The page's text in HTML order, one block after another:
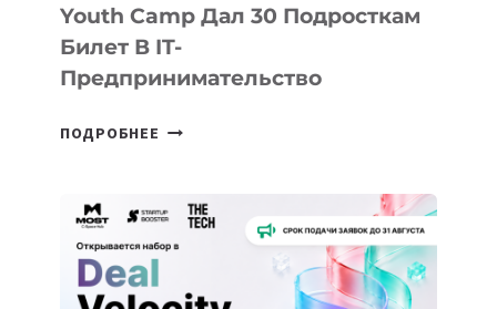
Youth Camp Дал 30 Подросткам
Билет В IT-
Предпринимательство
ПОДРОБНЕЕ ОТ
АЛМАТЫ:
AI
YOUTH